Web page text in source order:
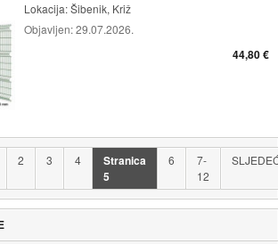
Lokacija:Šibenik, Križ
Objavljen:29.07.2026.
44,80 €
2 3 4
Stranica
5
6
7-
12